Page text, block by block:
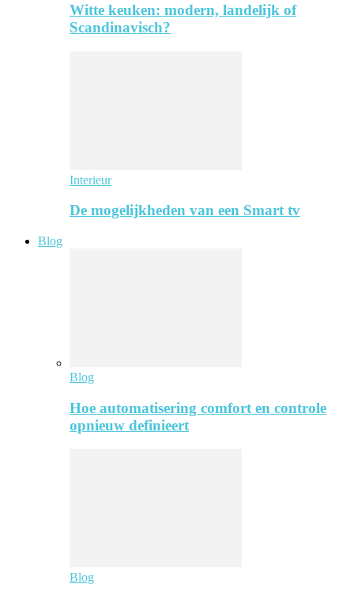
Witte keuken: modern, landelijk of
Scandinavisch?
Interieur
De mogelijkheden van een Smart tv
Blog
Blog
Hoe automatisering comfort en controle
opnieuw definieert
Blog